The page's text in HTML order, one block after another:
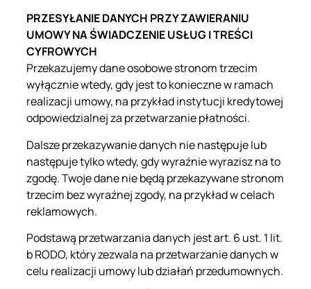
PRZESYŁANIE DANYCH PRZY ZAWIERANIU
UMOWY NA ŚWIADCZENIE USŁUG I TREŚCI
CYFROWYCH
Przekazujemy dane osobowe stronom trzecim
wyłącznie wtedy, gdy jest to konieczne w ramach
realizacji umowy, na przykład instytucji kredytowej
odpowiedzialnej za przetwarzanie płatności.
Dalsze przekazywanie danych nie następuje lub
następuje tylko wtedy, gdy wyraźnie wyrazisz na to
zgodę. Twoje dane nie będą przekazywane stronom
trzecim bez wyraźnej zgody, na przykład w celach
reklamowych.
Podstawą przetwarzania danych jest art. 6 ust. 1 lit.
b RODO, który zezwala na przetwarzanie danych w
celu realizacji umowy lub działań przedumownych.